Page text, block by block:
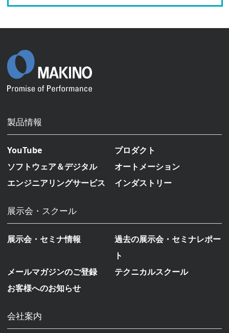
製品情報
YouTube
プロダクト
ソフトウェア＆デジタル
オートメーション
エンジニアリングサービス
インダストリー
展示会・スクール
展示会・セミナ情報
過去の展示会・セミナレポー
ト
メールマガジンのご登録
テクニカルスクール
お客様へのお知らせ
会社案内